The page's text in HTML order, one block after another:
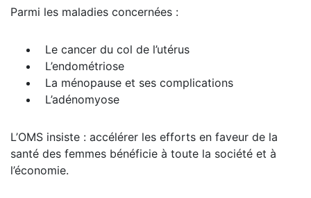
Parmi les maladies concernées :
Le cancer du col de l’utérus
L’endométriose
La ménopause et ses complications
L’adénomyose
L’OMS insiste : accélérer les efforts en faveur de la
santé des femmes bénéficie à toute la société et à
l’économie.